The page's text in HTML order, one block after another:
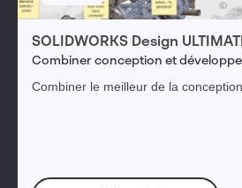
SOLIDWORKS Design
Combiner conception et
Combiner le meilleur de la conception